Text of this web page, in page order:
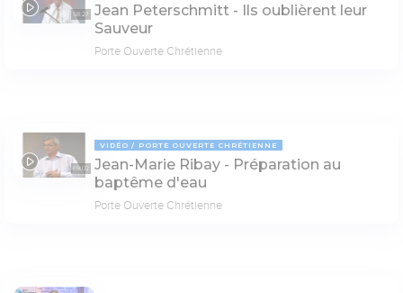
58:27
Jean Peterschmitt - Ils oublièrent leur
Sauveur
Porte Ouverte Chrétienne
69:02
VIDÉO PORTE OUVERTE CHRÉTIENNE
Jean-Marie Ribay - Préparation au
baptême d'eau
Porte Ouverte Chrétienne